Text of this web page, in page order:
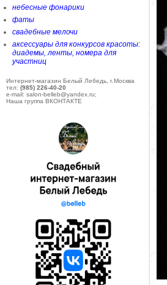
небесные фонарики
фаты
свадебные мелочи
аксессуары для конкурсов красоты:
диадемы, ленты, номера для
участниц
Интернет-магазин Белый Лебедь, г.Москва
тел: (985) 226-40-20
e-mail: salon-belleb@yandex.ru;
Наша группа ВКОНТАКТЕ